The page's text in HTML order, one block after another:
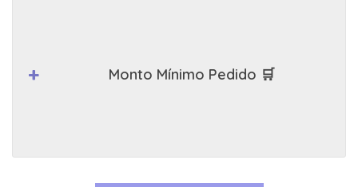
Monto Mínimo Pedido 🛒